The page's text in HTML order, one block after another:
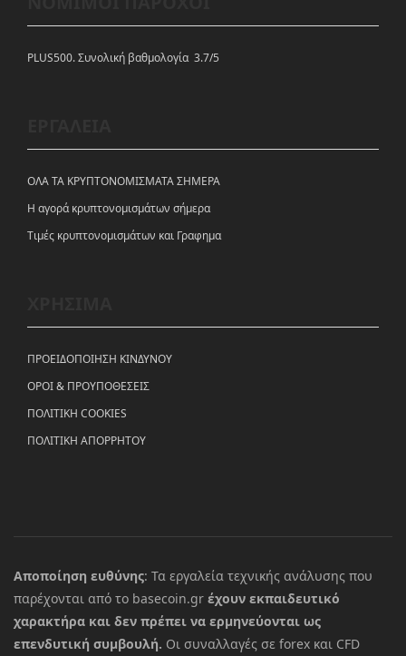
PLUS500. Συνολική βαθμολογία 3.7/5
ΟΛΑ ΤΑ ΚΡΥΠΤΟΝΟΜΙΣΜΑΤΑ ΣΗΜΕΡΑ
Η αγορά κρυπτονομισμάτων σήμερα
Tιμές κρυπτονομισμάτων και Γραφημα
ΠΡΟΕΙΔΟΠΟΙΗΣΗ ΚΙΝΔΥΝΟΥ
ΟΡΟΙ & ΠΡΟΥΠΟΘΕΣΕΙΣ
ΠΟΛΙΤΙΚΗ COOKIES
ΠΟΛΙΤΙΚΗ ΑΠΟΡΡΗΤΟΥ
Αποποίηση ευθύνης: Τα εργαλεία τεχνικής ανάλυσης που
παρέχονται από το basecoin.gr έχουν εκπαιδευτικό
χαρακτήρα και δεν πρέπει να ερμηνεύονται ως
επενδυτική συμβουλή. Οι συναλλαγές σε forex και CFD